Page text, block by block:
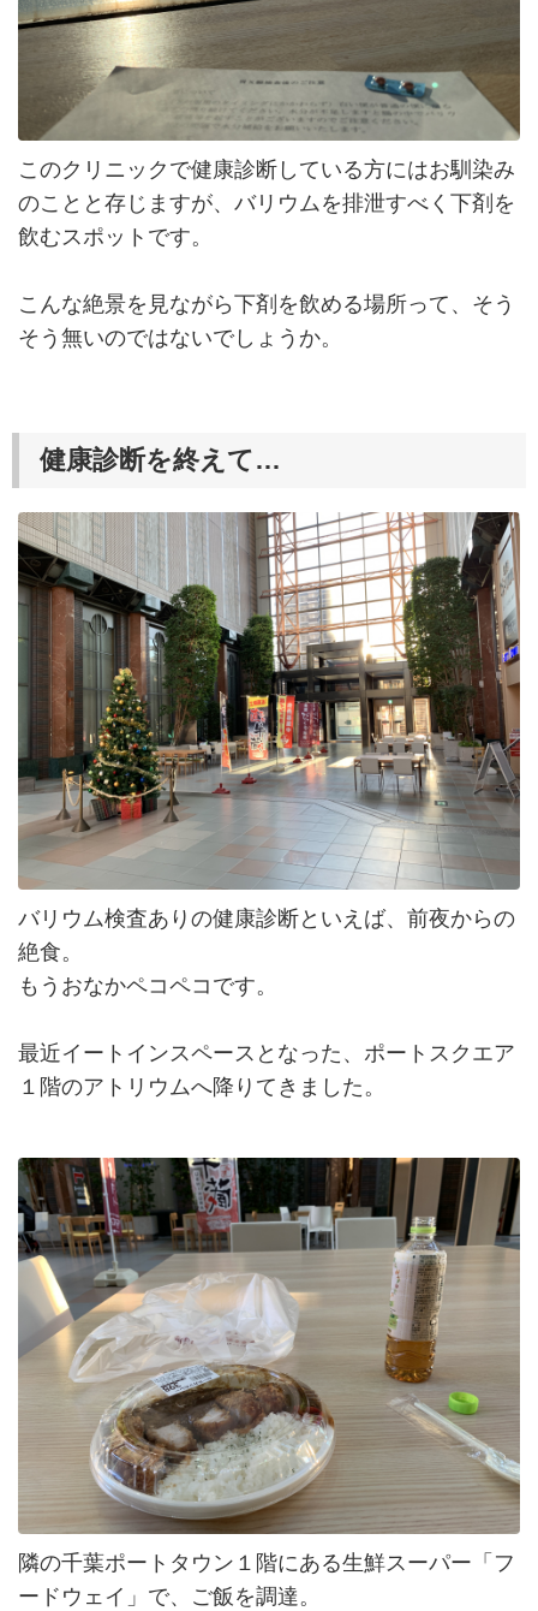
このクリニックで健康診断している方にはお馴染み
のことと存じますが、バリウムを排泄すべく下剤を
飲むスポットです。
こんな絶景を見ながら下剤を飲める場所って、そう
そう無いのではないでしょうか。
健康診断を終えて…
バリウム検査ありの健康診断といえば、前夜からの
絶食。
もうおなかペコペコです。
最近イートインスペースとなった、ポートスクエア
１階のアトリウムへ降りてきました。
隣の千葉ポートタウン１階にある生鮮スーパー「フ
ードウェイ」で、ご飯を調達。